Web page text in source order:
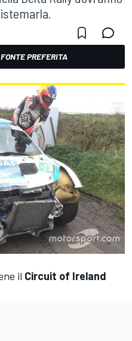
PREFERITA
il Circuit of Ireland